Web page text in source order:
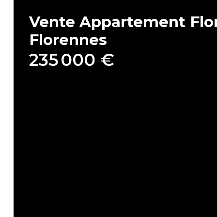
Vente Appartement
Florennes
235 000 €